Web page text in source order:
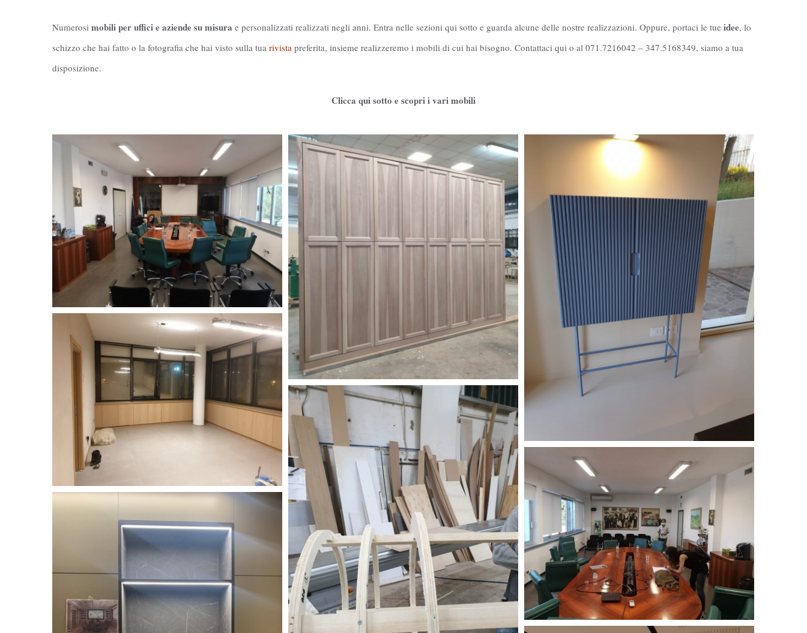
Numerosi mobili per uffici e aziende su misura e personalizzati realizzati negli anni. Entra nelle sezioni qui sotto e guarda alcune delle nostre realizzazioni. Oppure, portaci le tue idee, lo
schizzo che hai fatto o la fotografia che hai visto sulla tua rivista preferita, insieme realizzeremo i mobili di cui hai bisogno. Contattaci qui o al 071.7216042 – 347.5168349, siamo a tua
disposizione.
Clicca qui sotto e scopri i vari mobili